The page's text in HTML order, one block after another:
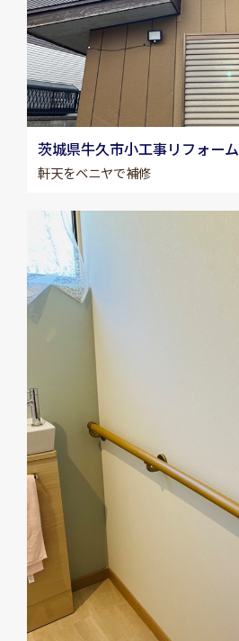
茨城県牛久市小工事リフォーム
軒天をベニヤで補修